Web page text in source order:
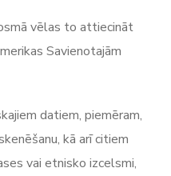
vēlas to attiecināt
Savienotajām
datiem, piemēram,
kā arī citiem
vai etnisko izcelsmi,